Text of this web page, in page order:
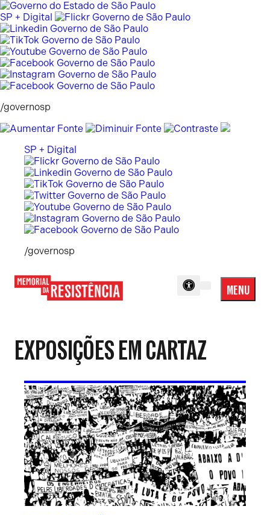
Pular
para
o
conteúdo
SP + Digital
/governosp
SP + Digital
/governosp
MENU
Menu
EXPOSIÇÕES EM CARTAZ